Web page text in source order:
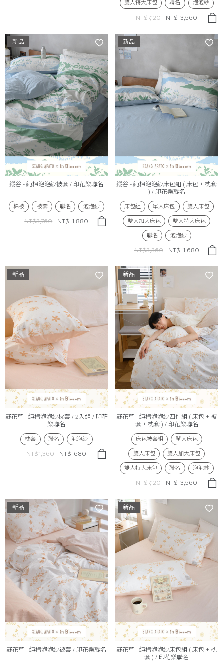
雙人特大床包 聯名 泡泡紗
NT$7,120 NT$ 3,560
新品
縱谷 - 純棉泡泡紗被套 / 印花樂聯名
棉被 被套 聯名 泡泡紗
NT$3,760 NT$ 1,880
新品
縱谷 - 純棉泡泡紗床包組 ( 床包 + 枕套
) / 印花樂聯名
床包組 單人床包 雙人床包
雙人加大床包 雙人特大床包
聯名 泡泡紗
NT$3,360 NT$ 1,680
新品
野花草 - 純棉泡泡紗枕套 / 2入組 / 印花
樂聯名
枕套 聯名 泡泡紗
NT$1,360 NT$ 680
新品
野花草 - 純棉泡泡紗四件組 ( 床包 + 被
套 + 枕套 ) / 印花樂聯名
床包被套組 單人床包
雙人床包 雙人加大床包
雙人特大床包 聯名 泡泡紗
NT$7,120 NT$ 3,560
新品
野花草 - 純棉泡泡紗被套 / 印花樂聯名
新品
野花草 - 純棉泡泡紗床包組 ( 床包 + 枕
套 ) / 印花樂聯名